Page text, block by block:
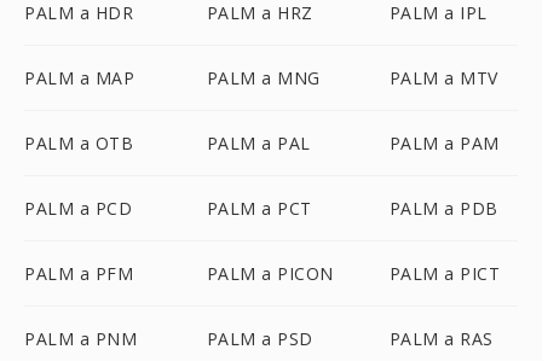
PALM a HDR PALM a HRZ PALM a IPL
PALM a MAP PALM a MNG PALM a MTV
PALM a OTB PALM a PAL PALM a PAM
PALM a PCD PALM a PCT PALM a PDB
PALM a PFM PALM a PICON PALM a PICT
PALM a PNM PALM a PSD PALM a RAS